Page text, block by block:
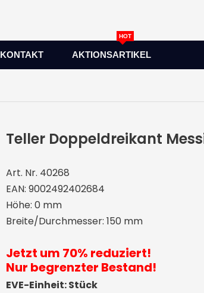
KONTAKT AKTIONSARTIKEL
HOT
Teller Doppeldreikant
Art. Nr. 40268
EAN: 9002492402684
Höhe: 0 mm
Breite/Durchmesser: 150 mm
Jetzt um 70% reduziert!
Nur begrenzter Bestand!
EVE-Einheit: Stück